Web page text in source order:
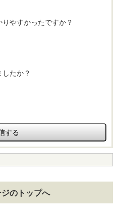
やすかったですか？
たか？
ジのトップへ